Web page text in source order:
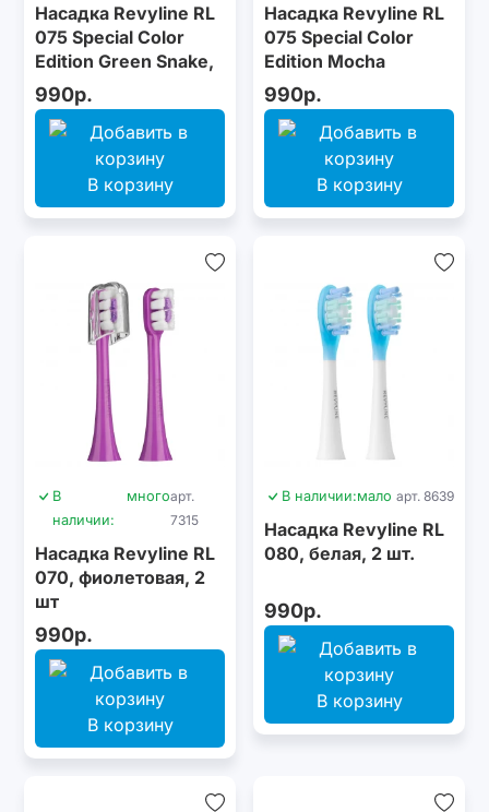
Насадка Revyline RL
075 Special Color
Edition Green Snake,
2 шт.
990р.
В корзину
Насадка Revyline RL
075 Special Color
Edition Mocha
Mousse, 2 шт.
990р.
В корзину
В
наличии:
многоарт.
7315
Насадка Revyline RL
070, фиолетовая, 2
шт
990р.
В корзину
В наличии:мало арт. 8639
Насадка Revyline RL
080, белая, 2 шт.
990р.
В корзину